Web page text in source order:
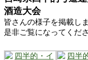
酒造大会
皆さんの様子を掲載し
是非ご覧になってくださ